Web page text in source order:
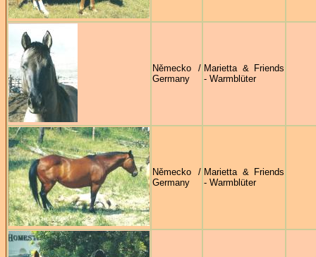
Německo /
Germany
Marietta & Friends
- Warmblüter
Německo /
Germany
Marietta & Friends
- Warmblüter